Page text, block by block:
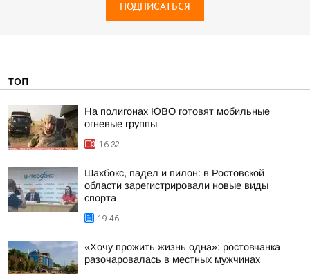
ПОДПИСАТЬСЯ
ТОП
На полигонах ЮВО готовят мобильные
огневые группы
16:32
Шахбокс, падел и пилон: в Ростовской
области зарегистрировали новые виды
спорта
19:46
«Хочу прожить жизнь одна»: ростовчанка
разочаровалась в местных мужчинах